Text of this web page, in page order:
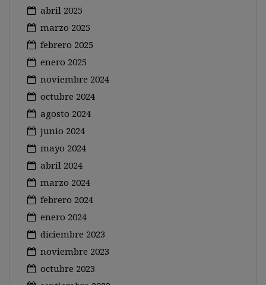
abril 2025
marzo 2025
febrero 2025
enero 2025
noviembre 2024
octubre 2024
agosto 2024
junio 2024
mayo 2024
abril 2024
marzo 2024
febrero 2024
enero 2024
diciembre 2023
noviembre 2023
octubre 2023